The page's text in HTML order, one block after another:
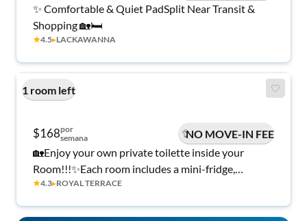
✨ Comfortable & Quiet PadSplit Near Transit &
Shopping 🏡🛏️
★4.5▸LACKAWANNA
1 room left
$168por
semana
NO MOVE-IN FEE
🏡Enjoy your own private toilette inside your
Room!!!✨Each room includes a mini-fridge,
workstation and TV. Great location near shops and
★4.3▸ROYAL TERRACE